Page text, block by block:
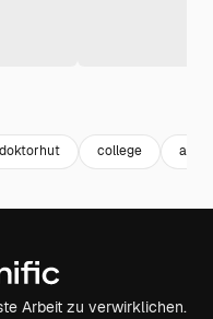
doktorhut college
Arbeit zu verwirklichen.